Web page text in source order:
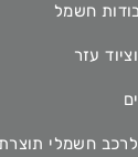
חשמל
עזר